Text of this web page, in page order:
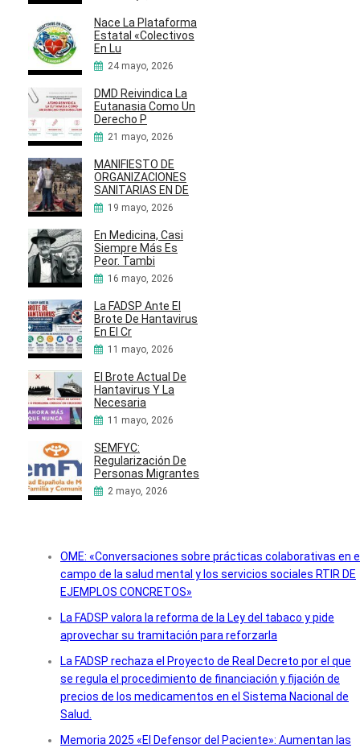
Nace La Plataforma
Estatal «Colectivos
En Lu
24 mayo, 2026
DMD Reivindica La
Eutanasia Como Un
Derecho P
21 mayo, 2026
MANIFIESTO DE
ORGANIZACIONES
SANITARIAS EN DE
19 mayo, 2026
En Medicina, Casi
Siempre Más Es
Peor. Tambi
16 mayo, 2026
La FADSP Ante El
Brote De Hantavirus
En El Cr
11 mayo, 2026
El Brote Actual De
Hantavirus Y La
Necesaria
11 mayo, 2026
SEMFYC:
Regularización De
Personas Migrantes
2 mayo, 2026
OME: «Conversaciones sobre prácticas colaborativas en
campo de la salud mental y los servicios sociales RTIR DE
EJEMPLOS CONCRETOS»
La FADSP valora la reforma de la Ley del tabaco y pide
aprovechar su tramitación para reforzarla
La FADSP rechaza el Proyecto de Real Decreto por el que
se regula el procedimiento de financiación y fijación de
precios de los medicamentos en el Sistema Nacional de
Salud.
Memoria 2025 «El Defensor del Paciente»: Aumentan las